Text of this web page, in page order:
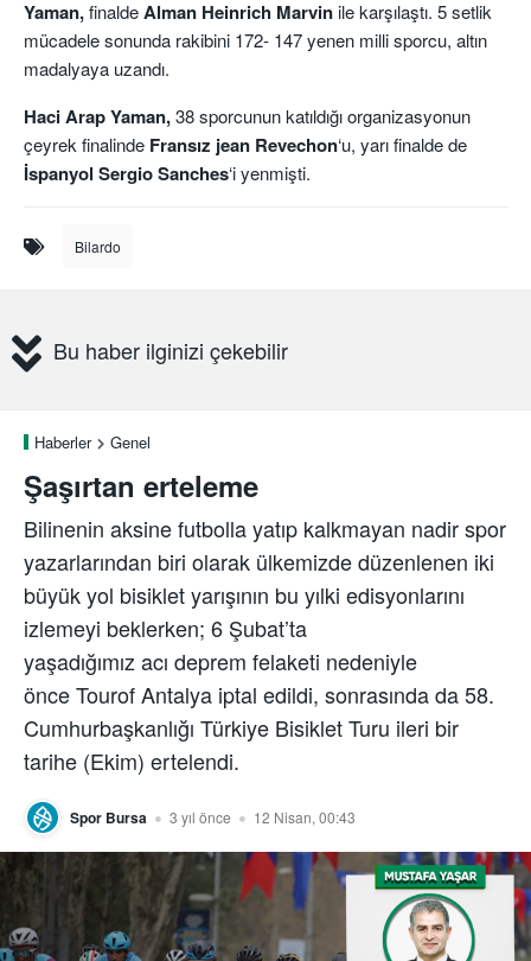
Yaman,finaldeAlman Heinrich Marvinile karşılaştı. 5 setlik
mücadele sonunda rakibini 172- 147 yenen milli sporcu, altın
madalyaya uzandı.
Haci Arap Yaman,38 sporcunun katıldığı organizasyonun
çeyrek finalinde Fransız jean Revechon‘u, yarı finalde de
İspanyol Sergio Sanches‘i yenmişti.
Bilardo
Bu haber ilginizi çekebilir
Haberler Genel
Şaşırtan erteleme
Bilinenin aksine futbolla yatıp kalkmayan nadir spor
yazarlarından biri olarak ülkemizde düzenlenen iki
büyük yol bisiklet yarışının bu yılki edisyonlarını
izlemeyi beklerken; 6 Şubat’ta
yaşadığımız acı deprem felaketi nedeniyle
önce Tourof Antalya iptal edildi, sonrasında da 58.
Cumhurbaşkanlığı Türkiye Bisiklet Turu ileri bir
tarihe (Ekim) ertelendi.
Spor Bursa 3 yıl önce 12 Nisan, 00:43